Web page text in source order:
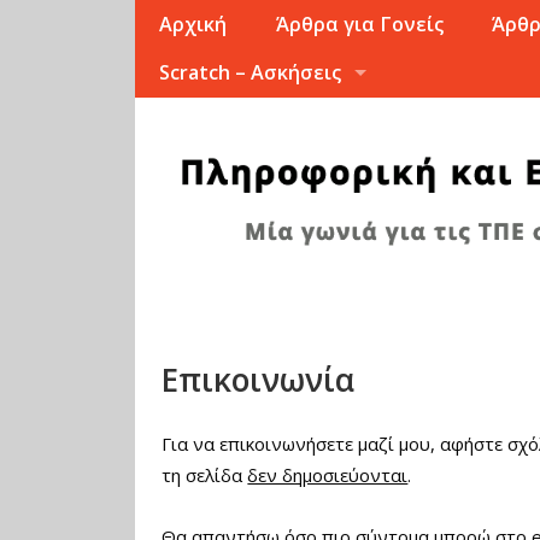
Αρχική Άρθρα για Γονείς
Scratch – Ασκήσεις
Επικοινωνία
Για να επικοινωνήσετε μαζί μου, αφήστε
τη σελίδαδεν δημοσιεύονται.